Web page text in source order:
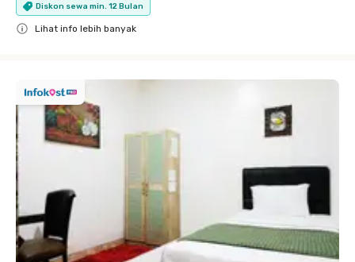
Diskon sewa min. 12 Bulan
Lihat info lebih banyak